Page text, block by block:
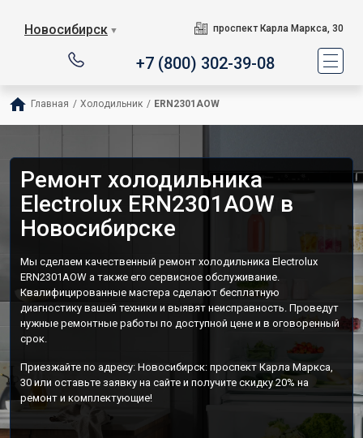
Новосибирск ▼ проспект Карла Маркса, 30
+7 (800) 302-39-08
Главная / Холодильник / ERN2301AOW
Ремонт холодильника
Electrolux ERN2301AOW в
Новосибирске
Мы сделаем качественный ремонт холодильника Electrolux
ERN2301AOW а также его сервисное обслуживание.
Квалифицированные мастера сделают бесплатную
диагностику вашей техники и выявят неисправность. Проведут
нужные ремонтные работы по доступной цене и в оговоренный
срок.
Приезжайте по адресу: Новосибирск: проспект Карла Маркса,
30 или оставьте заявку на сайте и получите скидку 20% на
ремонт и комплектующие!